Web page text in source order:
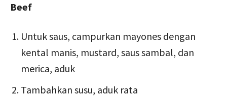
Beef
Untuk saus, campurkan mayones dengan
kental manis, mustard, saus sambal, dan
merica, aduk
Tambahkan susu, aduk rata